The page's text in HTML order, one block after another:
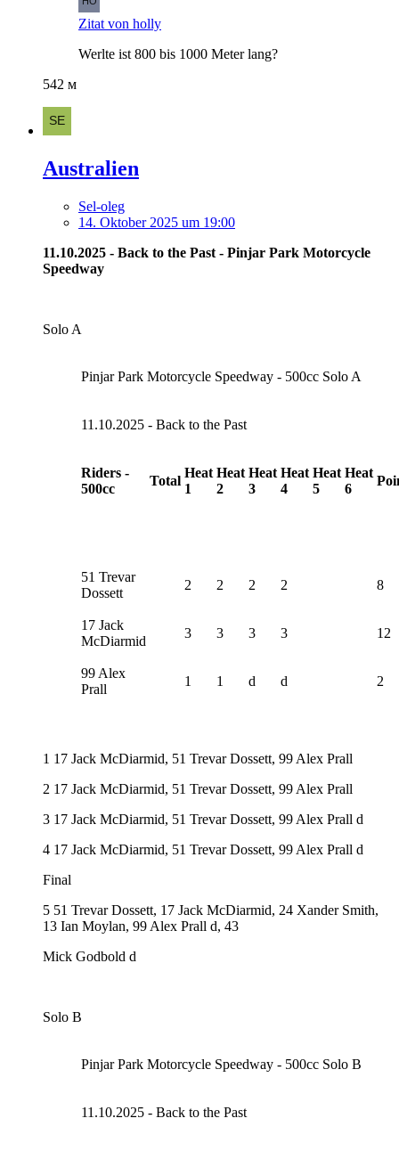
Zitat von holly
Werlte ist 800 bis 1000 Meter lang?
542 м
Australien
Sel-oleg
14. Oktober 2025 um 19:00
11.10.2025 - Back to the Past - Pinjar Park Motorcycle
Speedway
Solo A
Pinjar Park Motorcycle Speedway - 500cc Solo A
11.10.2025 - Back to the Past
Riders -
500cc
Total
Heat
1
Heat
2
Heat
3
Heat
4
Heat
5
Heat
6
51 Trevar
Dossett
2 2 2 2 8
17 Jack
McDiarmid
3 3 3 3 12
99 Alex
Prall
1 1 d d 2
1 17 Jack McDiarmid, 51 Trevar Dossett, 99 Alex Prall
2 17 Jack McDiarmid, 51 Trevar Dossett, 99 Alex Prall
3 17 Jack McDiarmid, 51 Trevar Dossett, 99 Alex Prall d
4 17 Jack McDiarmid, 51 Trevar Dossett, 99 Alex Prall d
Final
5 51 Trevar Dossett, 17 Jack McDiarmid, 24 Xander Smith,
13 Ian Moylan, 99 Alex Prall d, 43
Mick Godbold d
Solo B
Pinjar Park Motorcycle Speedway - 500cc Solo B
11.10.2025 - Back to the Past